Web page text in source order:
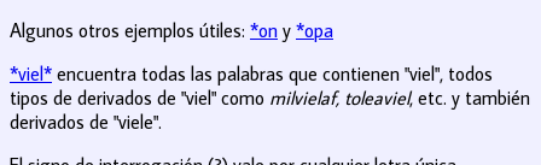
Algunos otros ejemplos útiles: *on y *opa
*viel* encuentra todas las palabras que contienen "viel", todos
tipos de derivados de "viel" como milvielaf, toleaviel, etc. y también
derivados de "viele".